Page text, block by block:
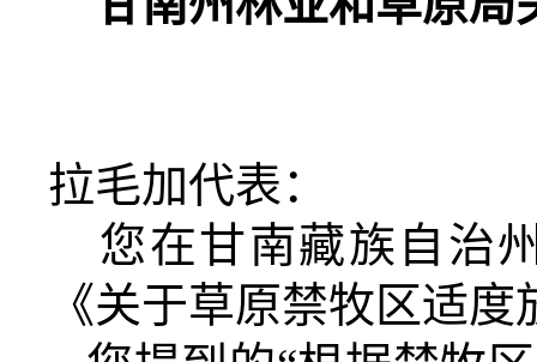
拉毛加代表：
您在甘南藏族自治
《关于草原禁牧区适度